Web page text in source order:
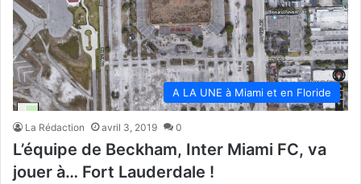
A LA UNE à Miami et en Floride
La Rédaction avril 3, 2019 0
L’équipe de Beckham, Inter Miami FC, va
jouer à… Fort Lauderdale !